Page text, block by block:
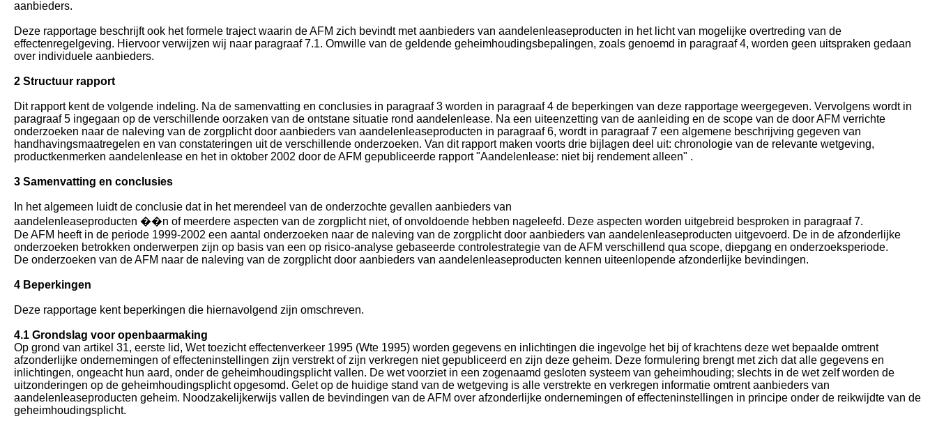
aanbieders.
Deze rapportage beschrijft ook het formele traject waarin de AFM zich bevindt met aanbieders van aandelenleaseproducten in het licht van mogelijke overtreding van de
effectenregelgeving. Hiervoor verwijzen wij naar paragraaf 7.1. Omwille van de geldende geheimhoudingsbepalingen, zoals genoemd in paragraaf 4, worden geen uitspraken gedaan
over individuele aanbieders.
2 Structuur rapport
Dit rapport kent de volgende indeling. Na de samenvatting en conclusies in paragraaf 3 worden in paragraaf 4 de beperkingen van deze rapportage weergegeven. Vervolgens wordt in
paragraaf 5 ingegaan op de verschillende oorzaken van de ontstane situatie rond aandelenlease. Na een uiteenzetting van de aanleiding en de scope van de door AFM verrichte
onderzoeken naar de naleving van de zorgplicht door aanbieders van aandelenleaseproducten in paragraaf 6, wordt in paragraaf 7 een algemene beschrijving gegeven van
handhavingsmaatregelen en van constateringen uit de verschillende onderzoeken. Van dit rapport maken voorts drie bijlagen deel uit: chronologie van de relevante wetgeving,
productkenmerken aandelenlease en het in oktober 2002 door de AFM gepubliceerde rapport "Aandelenlease: niet bij rendement alleen" .
3 Samenvatting en conclusies
In het algemeen luidt de conclusie dat in het merendeel van de onderzochte gevallen aanbieders van
aandelenleaseproducten ��n of meerdere aspecten van de zorgplicht niet, of onvoldoende hebben nageleefd. Deze aspecten worden uitgebreid besproken in paragraaf 7.
De AFM heeft in de periode 1999-2002 een aantal onderzoeken naar de naleving van de zorgplicht door aanbieders van aandelenleaseproducten uitgevoerd. De in de afzonderlijke
onderzoeken betrokken onderwerpen zijn op basis van een op risico-analyse gebaseerde controlestrategie van de AFM verschillend qua scope, diepgang en onderzoeksperiode.
De onderzoeken van de AFM naar de naleving van de zorgplicht door aanbieders van aandelenleaseproducten kennen uiteenlopende afzonderlijke bevindingen.
4 Beperkingen
Deze rapportage kent beperkingen die hiernavolgend zijn omschreven.
4.1 Grondslag voor openbaarmaking
Op grond van artikel 31, eerste lid, Wet toezicht effectenverkeer 1995 (Wte 1995) worden gegevens en inlichtingen die ingevolge het bij of krachtens deze wet bepaalde omtrent
afzonderlijke ondernemingen of effecteninstellingen zijn verstrekt of zijn verkregen niet gepubliceerd en zijn deze geheim. Deze formulering brengt met zich dat alle gegevens en
inlichtingen, ongeacht hun aard, onder de geheimhoudingsplicht vallen. De wet voorziet in een zogenaamd gesloten systeem van geheimhouding; slechts in de wet zelf worden de
uitzonderingen op de geheimhoudingsplicht opgesomd. Gelet op de huidige stand van de wetgeving is alle verstrekte en verkregen informatie omtrent aanbieders van
aandelenleaseproducten geheim. Noodzakelijkerwijs vallen de bevindingen van de AFM over afzonderlijke ondernemingen of effecteninstellingen in principe onder de reikwijdte van de
geheimhoudingsplicht.